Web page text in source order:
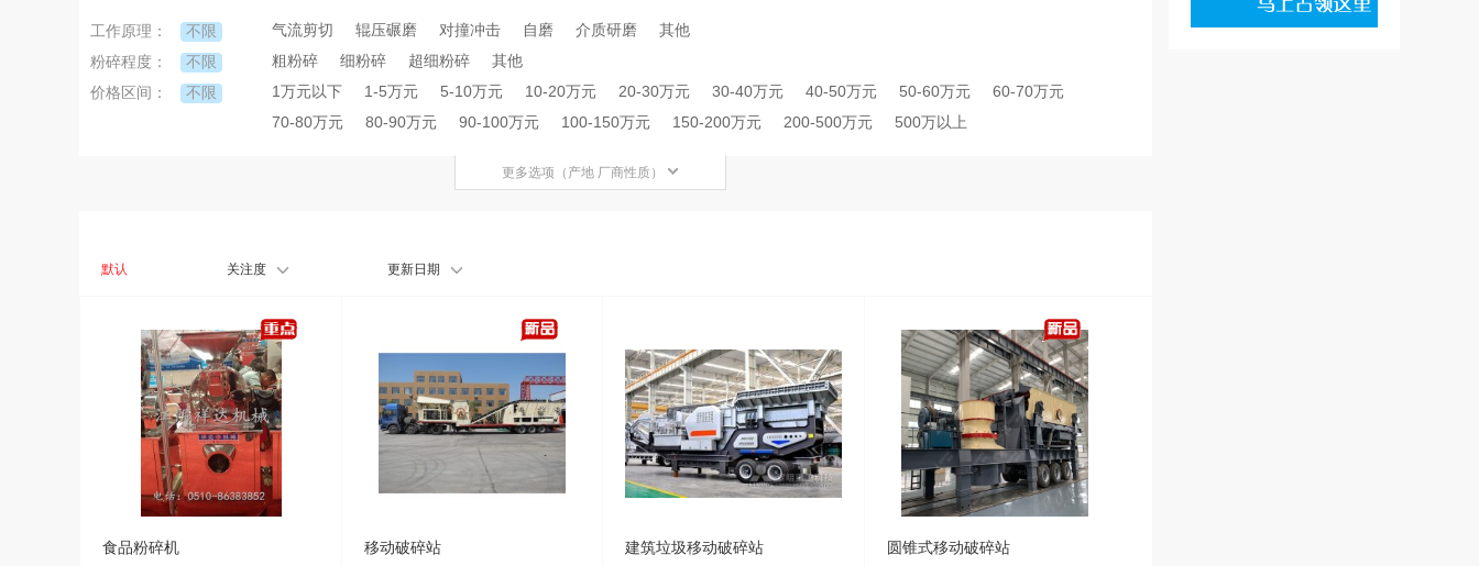
工作原理： 不限 气流剪切 辊压碾磨 对撞冲击 自磨 介质研磨 其他
粉碎程度： 不限 粗粉碎 细粉碎 超细粉碎 其他
价格区间： 不限 1万元以下 1-5万元 5-10万元 10-20万元 20-30万元 30-40万元 40-50万元 50-60万元
60-70万元
70-80万元
80-90万元 90-100万元 100-150万元 150-200万元 200-500万元 500万以上
更多选项（产地 厂商性质）
默认 关注度 更新日期
食品粉碎机 移动破碎站 建筑垃圾移动破碎站 圆锥式移动破碎站